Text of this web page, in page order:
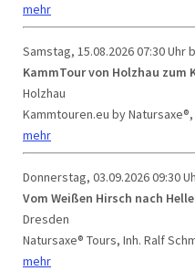
mehr
Samstag, 15.08.202607:30 Uhr
KammTour von Holzhau zum
Holzhau
Kammtouren.eu by
mehr
Donnerstag, 03.09.202609:30
Vom Weißen Hirsch nach
Dresden
Natursaxe® Tours, Inh. Ralf
mehr